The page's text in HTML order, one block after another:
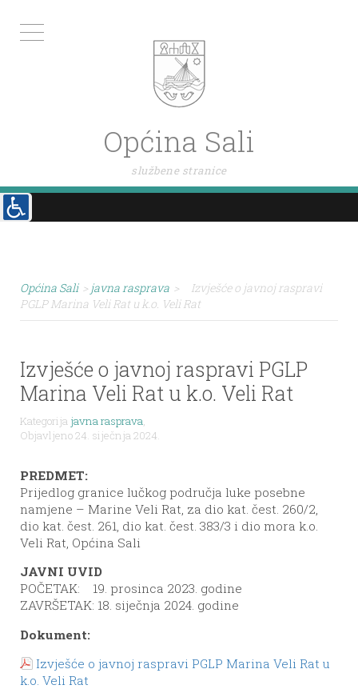
Općina Sali
službene stranice
Općina Sali > javna rasprava >
Izvješće o javnoj raspravi
PGLP Marina Veli Rat u k.o. Veli Rat
Izvješće o javnoj raspravi PGLP
Marina Veli Rat u k.o. Veli Rat
Kategorija javna rasprava,
Objavljeno 24. siječnja 2024.
PREDMET:
Prijedlog granice lučkog područja luke posebne
namjene – Marine Veli Rat, za dio kat. čest. 260/2,
dio kat. čest. 261, dio kat. čest. 383/3 i dio mora k.o.
Veli Rat, Općina Sali
JAVNI UVID
POČETAK: 19. prosinca 2023. godine
ZAVRŠETAK: 18. siječnja 2024. godine
Dokument:
Izvješće o javnoj raspravi PGLP Marina Veli Rat u
k.o. Veli Rat